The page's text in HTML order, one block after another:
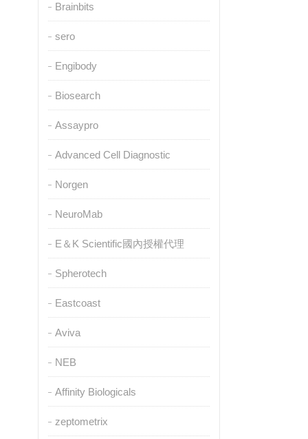
Brainbits
sero
Engibody
Biosearch
Assaypro
Advanced Cell Diagnostic
Norgen
NeuroMab
E＆K Scientific國內授權代理
Spherotech
Eastcoast
Aviva
NEB
Affinity Biologicals
zeptometrix